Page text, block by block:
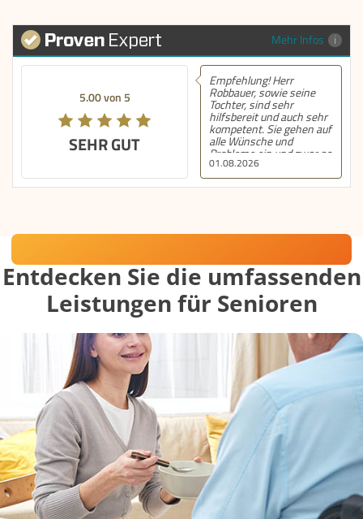
Mehr Infos
5.00 von 5
SEHR GUT
01.08.2026
Empfehlung! Herr
Robbauer, sowie seine
Tochter, sind sehr
hilfsbereit und auch sehr
kompetent. Sie gehen auf
alle Wünsche und
Probleme ein und zwar so
schnell wie möglich und
dies auch am
Wochenende und am
Familie sehr dankbar.
Häusliche Betreuung mit Herz
Entdecken Sie die umfassenden
Leistungen für Senioren